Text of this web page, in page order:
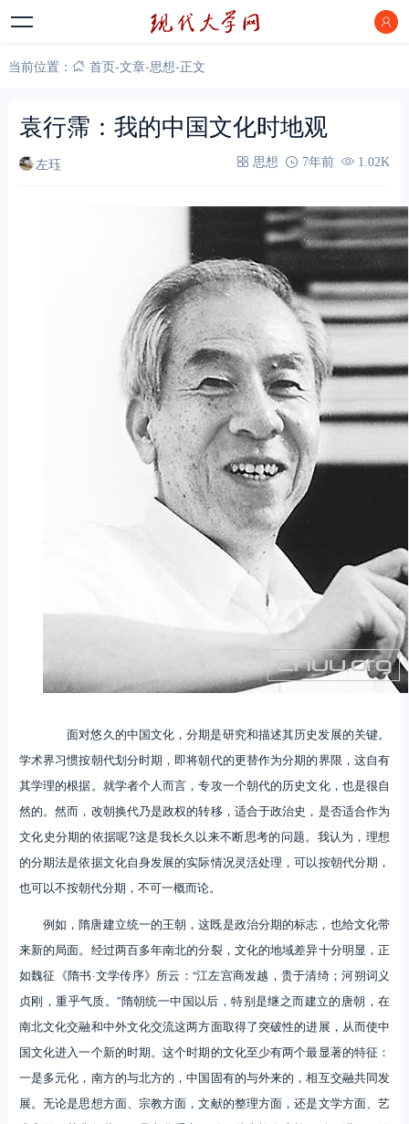
当前位置： 首页-文章-思想-正文
袁行霈：我的中国文化时地观
左珏 思想 7年前 1.02K
面对悠久的中国文化，分期是研究和描述其历史发展的关键。
学术界习惯按朝代划分时期，即将朝代的更替作为分期的界限，这自有
其学理的根据。就学者个人而言，专攻一个朝代的历史文化，也是很自
然的。然而，改朝换代乃是政权的转移，适合于政治史，是否适合作为
文化史分期的依据呢?这是我长久以来不断思考的问题。我认为，理想
的分期法是依据文化自身发展的实际情况灵活处理，可以按朝代分期，
也可以不按朝代分期，不可一概而论。
例如，隋唐建立统一的王朝，这既是政治分期的标志，也给文化带
来新的局面。经过两百多年南北的分裂，文化的地域差异十分明显，正
如魏征《隋书·文学传序》所云：“江左宫商发越，贵于清绮；河朔词义
贞刚，重乎气质。”隋朝统一中国以后，特别是继之而建立的唐朝，在
南北文化交融和中外文化交流这两方面取得了突破性的进展，从而使中
国文化进入一个新的时期。这个时期的文化至少有两个最显著的特征：
一是多元化，南方的与北方的，中国固有的与外来的，相互交融共同发
展。无论是思想方面、宗教方面，文献的整理方面，还是文学方面、艺